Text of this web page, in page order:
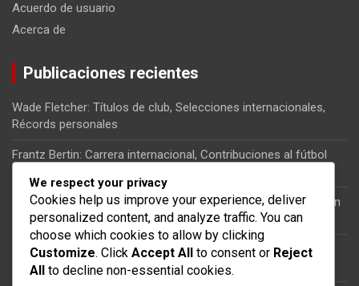
Acuerdo de usuario
Acerca de
Publicaciones recientes
Wade Fletcher: Títulos de club, Selecciones internacionales,
Récords personales
Frantz Bertin: Carrera internacional, Contribuciones al fútbol
Kervens Belfort: Carrera internacional, Impacto en la selección
nacional, Partidos clave
Jean-Jacques Pierre: Papel en la selección nacional, Partidos
internacionales, Significado
We respect your privacy
Cookies help us improve your experience, deliver
personalized content, and analyze traffic. You can
choose which cookies to allow by clicking
Customize. Click Accept All to consent or Reject
All to decline non-essential cookies.